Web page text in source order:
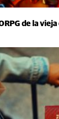
de la vieja